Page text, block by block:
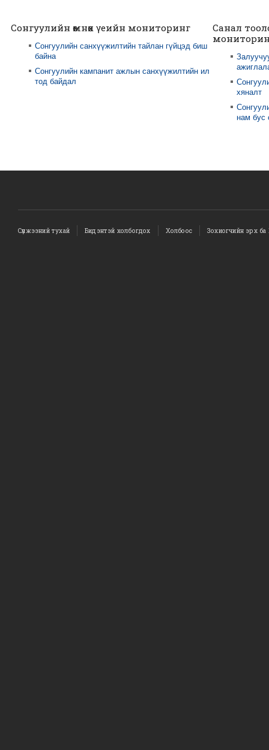
Сонгуулийн өмнөх үеийн мониторинг
Сонгуулийн санхүүжилтийн тайлан гүйцэд биш
байна
Сонгуулийн кампанит ажлын санхүүжилтийн ил
тод байдал
Санал
хяналт
нам бус
Сүлжээний тухай Бидэнтэй холбогдох Холбоос Зохиогчийн эрх